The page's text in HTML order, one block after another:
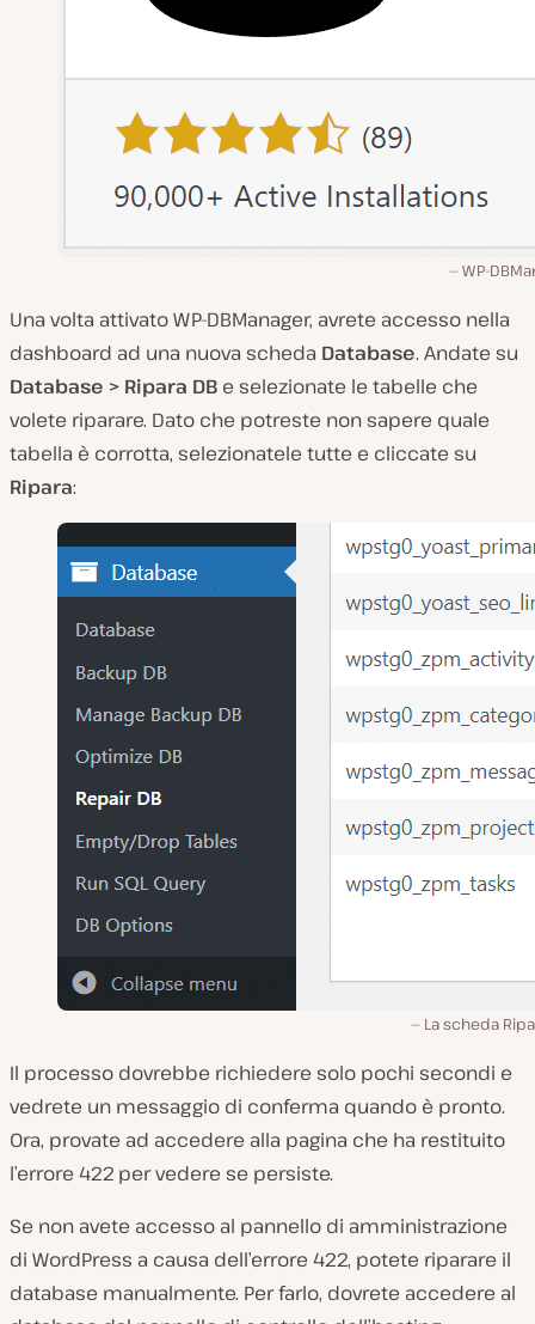
WP-
Una volta attivato WP-DBManager, avrete accesso nella
dashboard ad una nuova scheda Database. Andate su
Database > Ripara DB e selezionate le tabelle che
volete riparare. Dato che potreste non sapere quale
tabella è corrotta, selezionatele tutte e cliccate su
Ripara:
La scheda
Il processo dovrebbe richiedere solo pochi secondi e
vedrete un messaggio di conferma quando è pronto.
Ora, provate ad accedere alla pagina che ha restituito
l’errore 422 per vedere se persiste.
Se non avete accesso al pannello di amministrazione
di WordPress a causa dell’errore 422, potete riparare il
database manualmente. Per farlo, dovrete accedere al